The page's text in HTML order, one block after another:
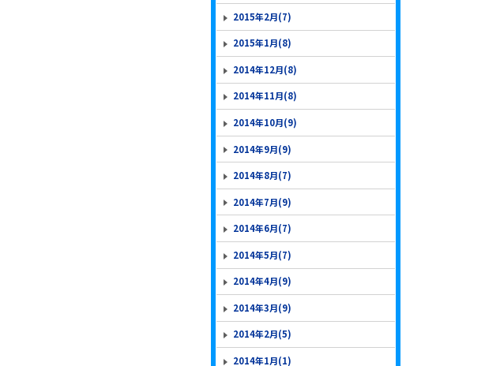
2015年2月(7)
2015年1月(8)
2014年12月(8)
2014年11月(8)
2014年10月(9)
2014年9月(9)
2014年8月(7)
2014年7月(9)
2014年6月(7)
2014年5月(7)
2014年4月(9)
2014年3月(9)
2014年2月(5)
2014年1月(1)